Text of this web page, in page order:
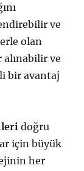
ve
olan
ve
bir avantaj
doğru
için büyük
her